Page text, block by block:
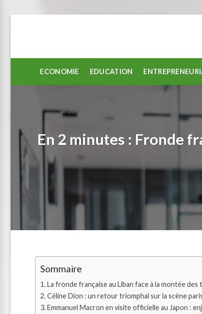
ECONOMIE EDUCATION
En 2 minutes : Fronde
Sommaire
La fronde française au Liban face à la montée
Céline Dion : un retour triomphal sur la scène
Emmanuel Macron en visite officielle au Japon :